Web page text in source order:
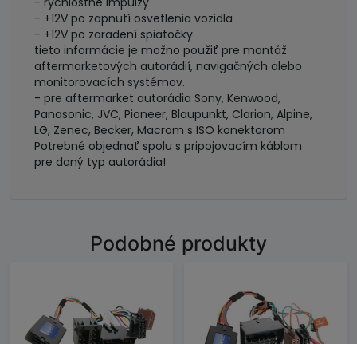
- +12V po zapnutí osvetlenia vozidla
- +12V po zaradení spiatočky
tieto informácie je možno použiť pre montáž
aftermarketových autorádií, navigačných alebo
monitorovacích systémov.
- pre aftermarket autorádia Sony, Kenwood,
Panasonic, JVC, Pioneer, Blaupunkt, Clarion, Alpine,
LG, Zenec, Becker, Macrom s ISO konektorom
Potrebné objednať spolu s pripojovacím káblom
pre daný typ autorádia!
Podobné produkty